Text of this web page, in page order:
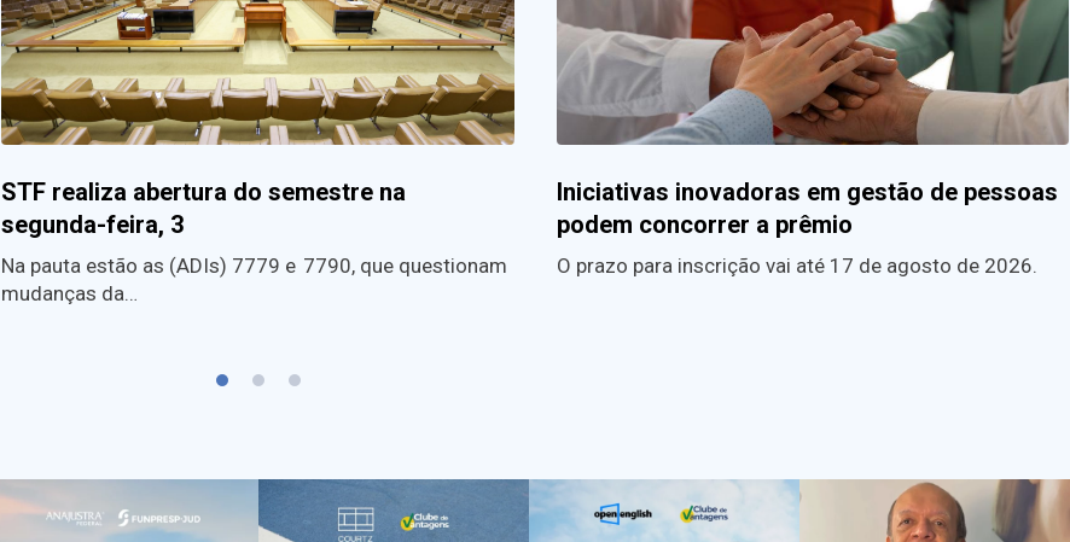
STF realiza abertura do semestre na
segunda-feira, 3
Na pauta estão as (ADIs) 7779 e 7790, que questionam
mudanças da…
Iniciativas inovadoras em gestão de pessoas
podem concorrer a prêmio
O prazo para inscrição vai até 17 de agosto de 2026.